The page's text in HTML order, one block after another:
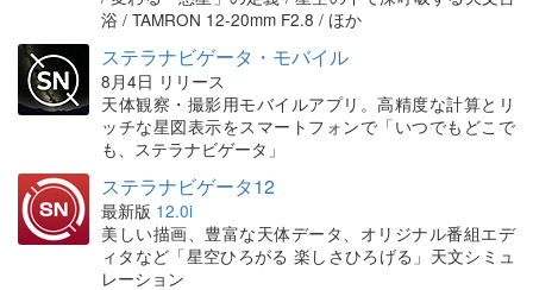
浴 / TAMRON 12-20mm F2.8 / ほか
ステラナビゲータ・モバイル
8月4日 リリース
天体観察・撮影用モバイルアプリ。高精度な計算とリ
ッチな星図表示をスマートフォンで「いつでもどこで
も、ステラナビゲータ」
ステラナビゲータ12
最新版 12.0i
美しい描画、豊富な天体データ、オリジナル番組エデ
ィタなど「星空ひろがる 楽しさひろげる」天文シミュ
レーション